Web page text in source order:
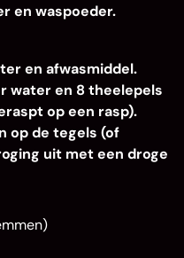
en waspoeder.
en afwasmiddel.
water en 8 theelepels
op een rasp).
op de tegels (of
uit met een droge